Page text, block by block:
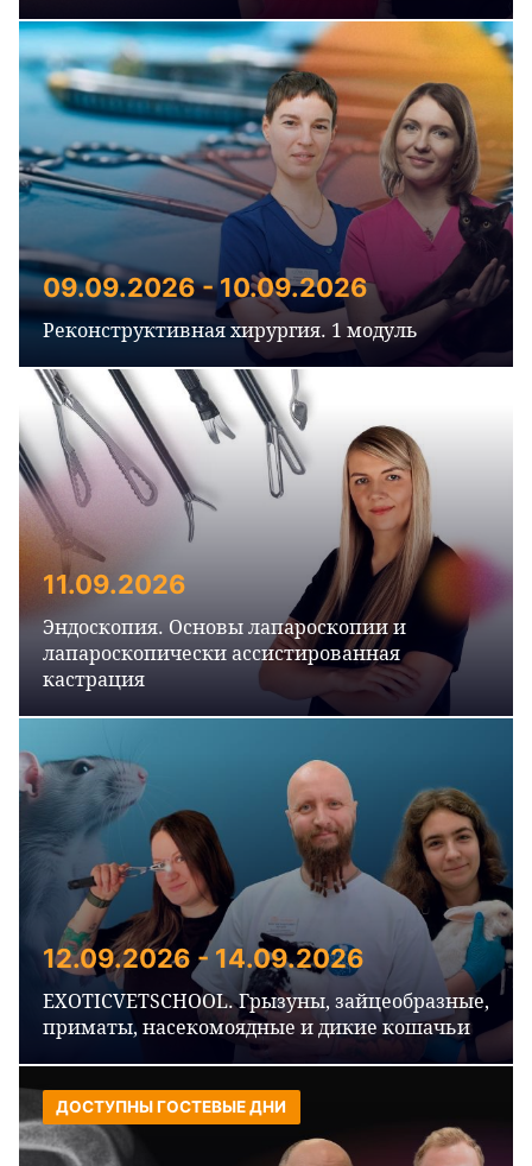
09.09.2026 - 10.09.2026
Реконструктивная хирургия. 1 модуль
11.09.2026
Эндоскопия. Основы лапароскопии и
лапароскопически ассистированная
кастрация
12.09.2026 - 14.09.2026
EXOTICVETSCHOOL. Грызуны, зайцеобразные,
приматы, насекомоядные и дикие кошачьи
ДОСТУПНЫ ГОСТЕВЫЕ ДНИ